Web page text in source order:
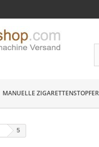
MANUELLE ZIGARETTENSTOPFER
5